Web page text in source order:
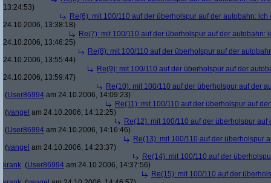
13:24:53)
Re(6): mit 100/110 auf der überholspur auf der autobahn:
24.10.2006, 13:38:18)
Re(7): mit 100/110 auf der überholspur auf der autobahn:
24.10.2006, 13:46:25)
Re(8): mit 100/110 auf der überholspur auf der
24.10.2006, 13:55:44)
Re(9): mit 100/110 auf der überholspur auf der
24.10.2006, 13:59:47)
Re(10): mit 100/110 auf der überholspur auf der
(User86994 am 24.10.2006, 14:09:23)
Re(11): mit 100/110 auf der überholspur auf
(yangel am 24.10.2006, 14:12:25)
Re(12): mit 100/110 auf der überholspur
(User86994 am 24.10.2006, 14:16:46)
Re(13): mit 100/110 auf der überholspur
(yangel am 24.10.2006, 14:23:37)
Re(14): mit 100/110 auf der
krank (User86994 am 24.10.2006, 14:37:56)
Re(15): mit 100/110 auf der